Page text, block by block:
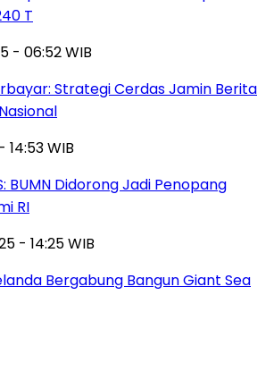
T
- 06:52 WIB
Strategi Cerdas Jamin Berita
14:53 WIB
BUMN Didorong Jadi Penopang
RI
- 14:25 WIB
Bergabung Bangun Giant Sea